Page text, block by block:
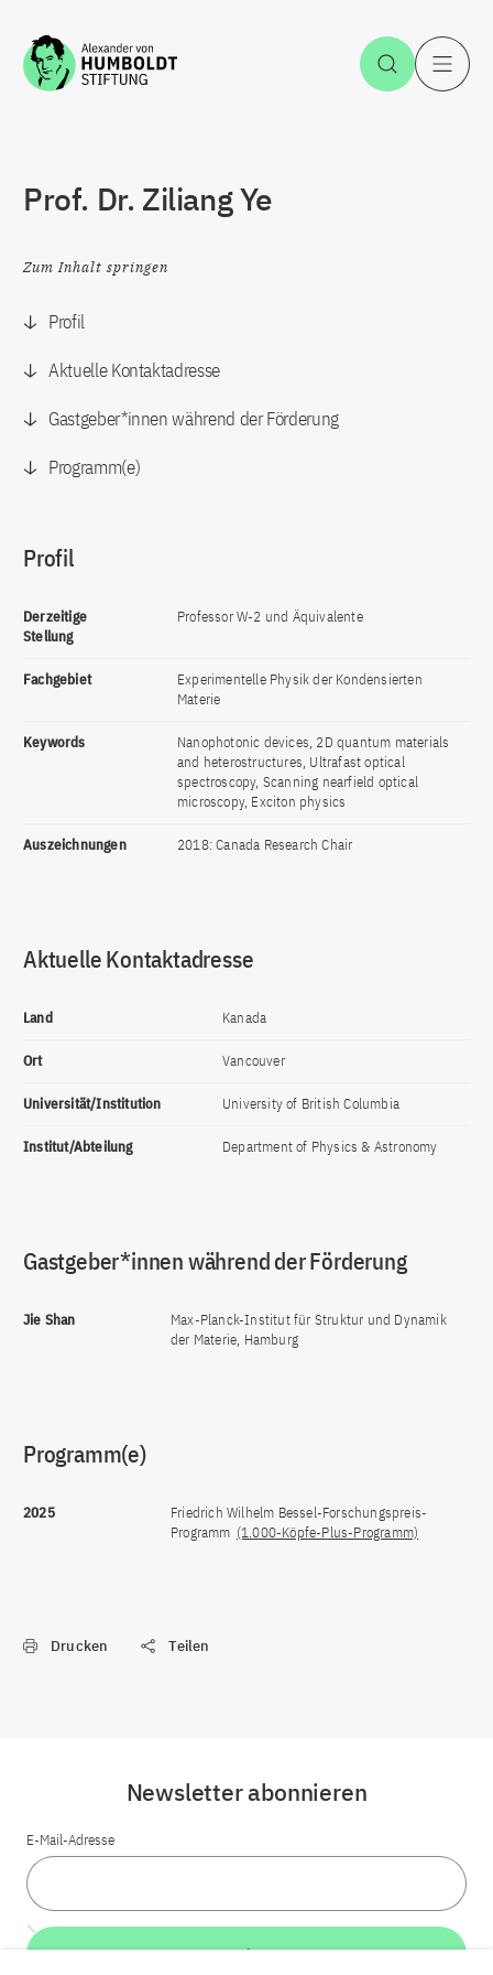
Zum Inhalt springen Suche
Prof. Dr. Ziliang Ye
Zum Inhalt springen
Profil
Aktuelle Kontaktadresse
Gastgeber*innen während der Förderung
Programm(e)
Profil
Derzeitige
Stellung
Professor W-2 und Äquivalente
Fachgebiet
Experimentelle Physik der Kondensierten
Materie
Keywords
Nanophotonic devices, 2D quantum materials
and heterostructures, Ultrafast optical
spectroscopy, Scanning nearfield optical
microscopy, Exciton physics
Auszeichnungen 2018: Canada Research Chair
Aktuelle Kontaktadresse
Land Kanada
Ort Vancouver
Universität/Institution University of British Columbia
Institut/Abteilung Department of Physics & Astronomy
Gastgeber*innen während der Förderung
Jie Shan
Max-Planck-Institut für Struktur und Dynamik
der Materie, Hamburg
Programm(e)
2025
Friedrich Wilhelm Bessel-Forschungspreis-
Programm (1.000-Köpfe-Plus-Programm)
Drucken Teilen
Newsletter abonnieren
E-Mail-Adresse
Weiter